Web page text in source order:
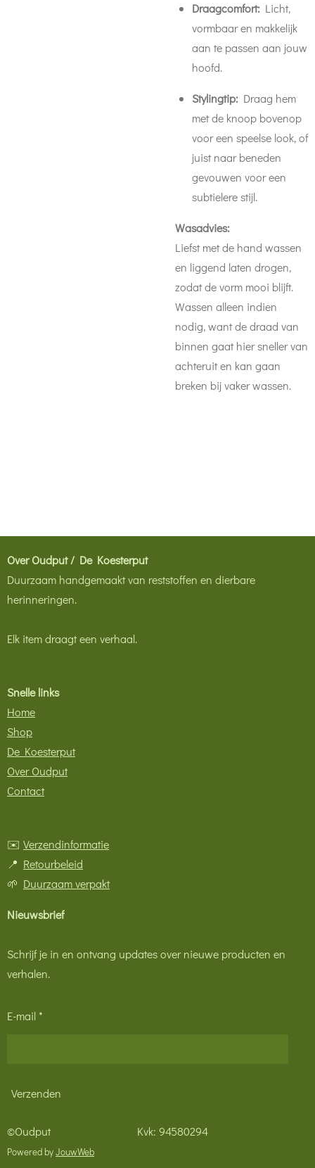
Draagcomfort: Licht,
vormbaar en makkelijk
aan te passen aan jouw
hoofd.
Stylingtip: Draag hem
met de knoop bovenop
voor een speelse look, of
juist naar beneden
gevouwen voor een
subtielere stijl.
Wasadvies:
Liefst met de hand wassen
en liggend laten drogen,
zodat de vorm mooi blijft.
Wassen alleen indien
nodig, want de draad van
binnen gaat hier sneller van
achteruit en kan gaan
breken bij vaker wassen.
Over Oudput / De Koesterput
Duurzaam handgemaakt van reststoffen en dierbare
herinneringen.
Elk item draagt een verhaal.
Snelle links
Home
Shop
De Koesterput
Over Oudput
Contact
✉️ Verzendinformatie
📍 Retourbeleid
🌱 Duurzaam verpakt
Nieuwsbrief
Schrijf je in en ontvang updates over nieuwe producten en
verhalen.
E-mail *
Verzenden
©Oudput Kvk: 94580294
Powered byJouwWeb